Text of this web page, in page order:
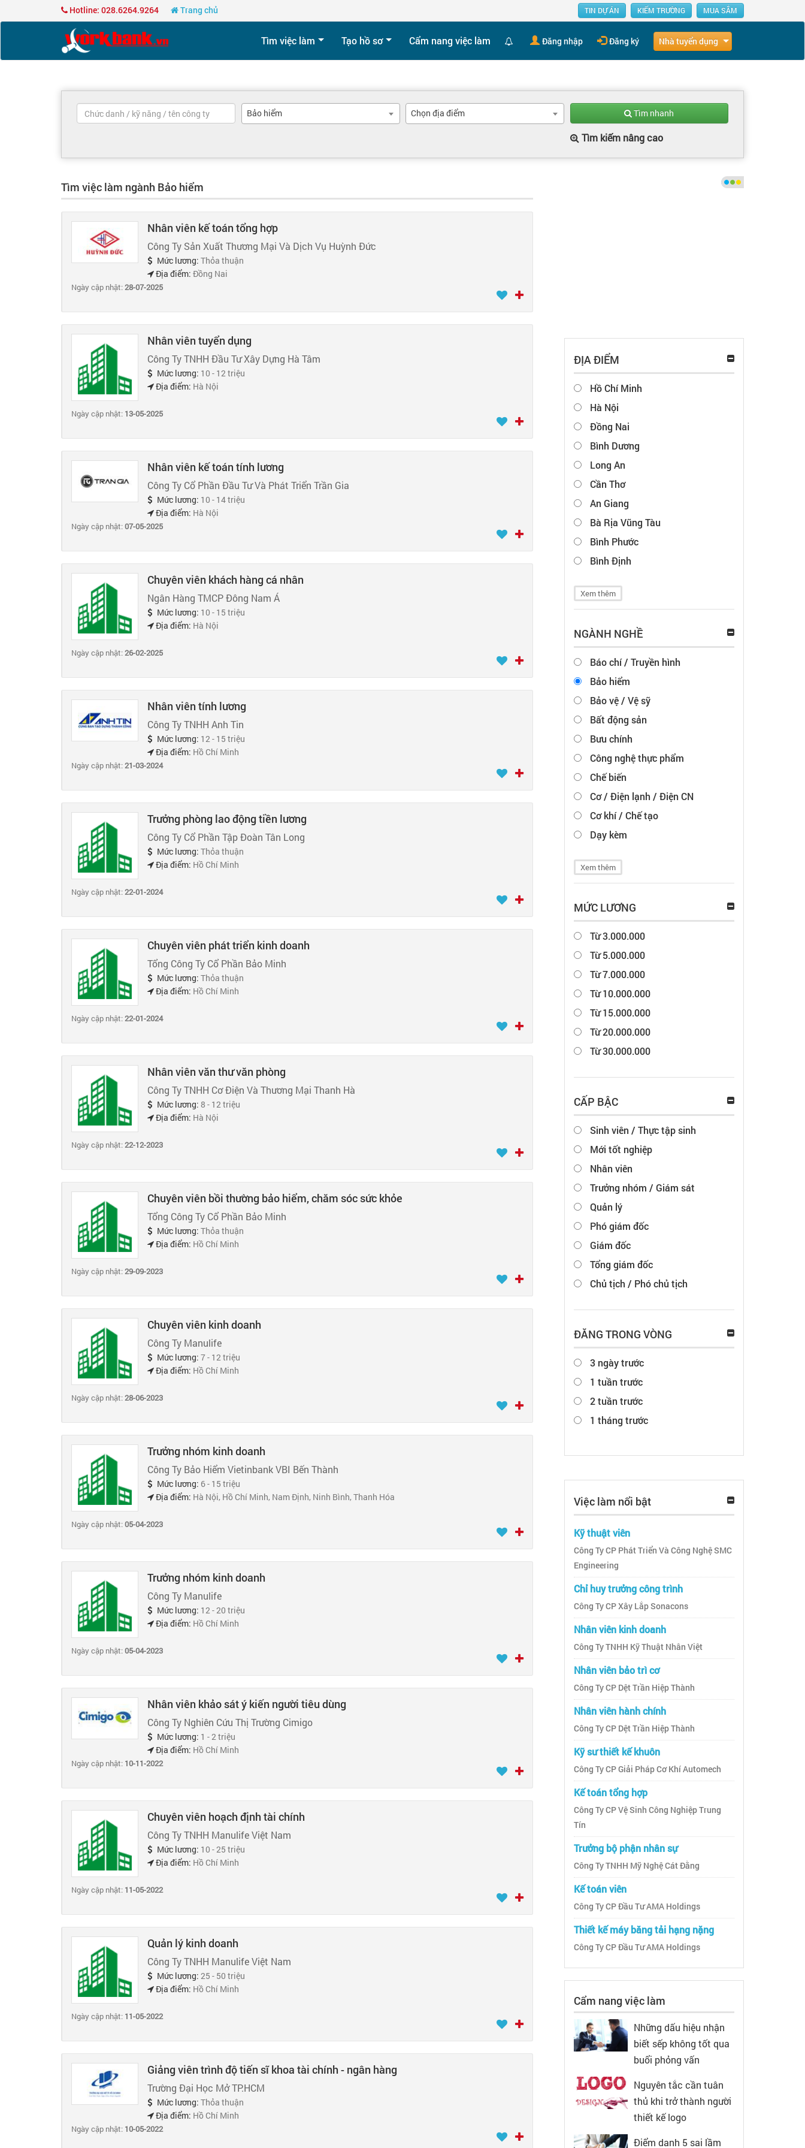
Hotline: 028.6264.9264 Trang chủ TIN DỰ ÁN KIẾM TRƯỜNG MUA SẮM
Tìm việc làm Tạo hồ sơ Cẩm nang việc làm Đăng nhập Đăng ký Nhà tuyển dụng
Bảo hiểm Chọn địa điểm Tìm nhanh
Tìm kiếm nâng cao
Tìm việc làm ngành Bảo hiểm
Nhân viên kế toán tổng hợp
Công Ty Sản Xuất Thương Mại Và Dịch Vụ Huỳnh Đức
Mức lương: Thỏa thuận
Địa điểm: Đồng Nai
Ngày cập nhật:28-07-2025
Nhân viên tuyển dụng
Công Ty TNHH Đầu Tư Xây Dựng Hà Tâm
Mức lương: 10 - 12 triệu
Địa điểm: Hà Nội
Ngày cập nhật: 13-05-2025
Nhân viên kế toán tính lương
Công Ty Cổ Phần Đầu Tư Và Phát Triển Trần Gia
Mức lương: 10 - 14 triệu
Địa điểm: Hà Nội
Ngày cập nhật:07-05-2025
Chuyên viên khách hàng cá nhân
Ngân Hàng TMCP Đông Nam Á
Mức lương: 10 - 15 triệu
Địa điểm: Hà Nội
Ngày cập nhật:26-02-2025
Nhân viên tính lương
Công Ty TNHH Anh Tin
Mức lương: 12 - 15 triệu
Địa điểm: Hồ Chí Minh
Ngày cập nhật:21-03-2024
Trưởng phòng lao động tiền lương
Công Ty Cổ Phần Tập Đoàn Tân Long
Mức lương: Thỏa thuận
Địa điểm: Hồ Chí Minh
Ngày cập nhật:22-01-2024
Chuyên viên phát triển kinh doanh
Tổng Công Ty Cổ Phần Bảo Minh
Mức lương: Thỏa thuận
Địa điểm: Hồ Chí Minh
Ngày cập nhật:22-01-2024
Nhân viên văn thư văn phòng
Công Ty TNHH Cơ Điện Và Thương Mại Thanh Hà
Mức lương: 8 - 12 triệu
Địa điểm: Hà Nội
Ngày cập nhật:22-12-2023
Chuyên viên bồi thường bảo hiểm, chăm sóc sức khỏe
Tổng Công Ty Cổ Phần Bảo Minh
Mức lương: Thỏa thuận
Địa điểm: Hồ Chí Minh
Ngày cập nhật:29-09-2023
Chuyên viên kinh doanh
Công Ty Manulife
Mức lương: 7 - 12 triệu
Địa điểm: Hồ Chí Minh
Ngày cập nhật:28-06-2023
Trưởng nhóm kinh doanh
Công Ty Bảo Hiểm Vietinbank VBI Bến Thành
Mức lương: 6 - 15 triệu
Địa điểm: Hà Nội, Hồ Chí Minh, Nam Định, Ninh Bình, Thanh Hóa
Ngày cập nhật:05-04-2023
Trưởng nhóm kinh doanh
Công Ty Manulife
Mức lương: 12 - 20 triệu
Địa điểm: Hồ Chí Minh
Ngày cập nhật:05-04-2023
Nhân viên khảo sát ý kiến người tiêu dùng
Công Ty Nghiên Cứu Thị Trường Cimigo
Mức lương: 1 - 2 triệu
Địa điểm: Hồ Chí Minh
Ngày cập nhật: 10-11-2022
Chuyên viên hoạch định tài chính
Công Ty TNHH Manulife Việt Nam
Mức lương: 10 - 25 triệu
Địa điểm: Hồ Chí Minh
Ngày cập nhật: 11-05-2022
Quản lý kinh doanh
Công Ty TNHH Manulife Việt Nam
Mức lương: 25 - 50 triệu
Địa điểm: Hồ Chí Minh
Ngày cập nhật: 11-05-2022
Giảng viên trình độ tiến sĩ khoa tài chính - ngân hàng
Trường Đại Học Mở TP.HCM
Mức lương: Thỏa thuận
Địa điểm: Hồ Chí Minh
Ngày cập nhật: 10-05-2022
ĐỊA ĐIỂM
Hồ Chí Minh
Hà Nội
Đồng Nai
Bình Dương
Long An
Cần Thơ
An Giang
Bà Rịa Vũng Tàu
Bình Phước
Bình Định
Xem thêm
NGÀNH NGHỀ
Báo chí / Truyền hình
Bảo hiểm
Bảo vệ / Vệ sỹ
Bất động sản
Bưu chính
Công nghệ thực phẩm
Chế biến
Cơ / Điện lạnh / Điện CN
Cơ khí / Chế tạo
Dạy kèm
Xem thêm
MỨC LƯƠNG
Từ 3.000.000
Từ 5.000.000
Từ 7.000.000
Từ 10.000.000
Từ 15.000.000
Từ 20.000.000
Từ 30.000.000
CẤP BẬC
Sinh viên / Thực tập sinh
Mới tốt nghiệp
Nhân viên
Trưởng nhóm / Giám sát
Quản lý
Phó giám đốc
Giám đốc
Tổng giám đốc
Chủ tịch / Phó chủ tịch
ĐĂNG TRONG VÒNG
3 ngày trước
1 tuần trước
2 tuần trước
1 tháng trước
Việc làm nổi bật
Kỹ thuật viên
Công Ty CP Phát Triển Và Công Nghệ SMC
Engineering
Chỉ huy trưởng công trình
Công Ty CP Xây Lắp Sonacons
Nhân viên kinh doanh
Công Ty TNHH Kỹ Thuật Nhân Việt
Nhân viên bảo trì cơ
Công Ty CP Dệt Trần Hiệp Thành
Nhân viên hành chính
Công Ty CP Dệt Trần Hiệp Thành
Kỹ sư thiết kế khuôn
Công Ty CP Giải Pháp Cơ Khí Automech
Kế toán tổng hợp
Công Ty CP Vệ Sinh Công Nghiệp Trung
Tín
Trưởng bộ phận nhân sự
Công Ty TNHH Mỹ Nghệ Cát Đằng
Kế toán viên
Công Ty CP Đầu Tư AMA Holdings
Thiết kế máy băng tải hạng nặng
Công Ty CP Đầu Tư AMA Holdings
Cẩm nang việc làm
Những dấu hiệu nhận
biết sếp không tốt qua
buổi phỏng vấn
Nguyên tắc cần tuân
thủ khi trở thành người
thiết kế logo
Điểm danh 5 sai lầm